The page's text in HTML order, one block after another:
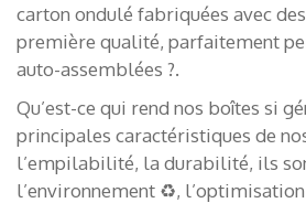
carton ondulé fabriquées avec
première qualité, parfaitement
auto-assemblées ?.
Qu’est-ce qui rend nos boîtes si
principales caractéristiques de
l’empilabilité, la durabilité, ils
l’environnement ♻️,